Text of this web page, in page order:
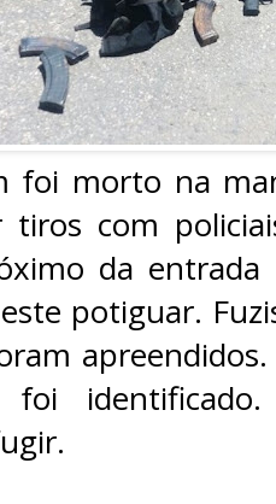
foi morto na
tiros com
da
potiguar.